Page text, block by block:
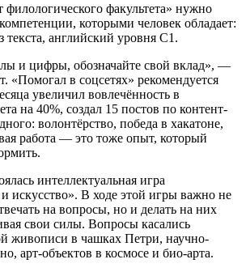
филологического факультета» нужно
которыми человек обладает:
текста, английский уровня C1.
и цифры, обозначайте свой вклад», —
«Помогал в соцсетях» рекомендуется
увеличил вовлечённость в
на 40%, создал 15 постов по контент-
волонтёрство, победа в хакатоне,
работа — это тоже опыт, который
интеллектуальная игра
искусство». В ходе этой игры важно не
на вопросы, но и делать на них
свои силы. Вопросы касались
живописи в чашках Петри, научно-
арт-объектов в космосе и био-арта.